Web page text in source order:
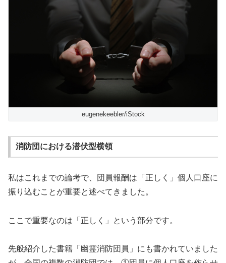
eugenekeebler/iStock
消防団における潜伏型横領
私はこれまでの論考で、団員報酬は「正しく」個人口座に
振り込むことが重要と述べてきました。
ここで重要なのは「正しく」という部分です。
先般紹介した書籍「幽霊消防団員」にも書かれていました